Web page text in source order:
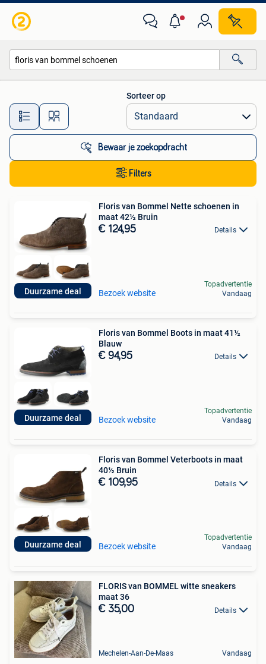
Alle afstanden…
Sorteer op
Bewaar je zoekopdracht
Filters
Duurzame deal
Floris van Bommel Nette schoenen in
maat 42½ Bruin
€ 124,95 Details
Bezoek website
Topadvertentie
Vandaag
Duurzame deal
Floris van Bommel Boots in maat 41½
Blauw
€ 94,95 Details
Bezoek website
Topadvertentie
Vandaag
Duurzame deal
Floris van Bommel Veterboots in maat
40½ Bruin
€ 109,95 Details
Bezoek website
Topadvertentie
Vandaag
FLORIS van BOMMEL witte sneakers
maat 36
€ 35,00 Details
Mechelen-Aan-De-Maas Vandaag